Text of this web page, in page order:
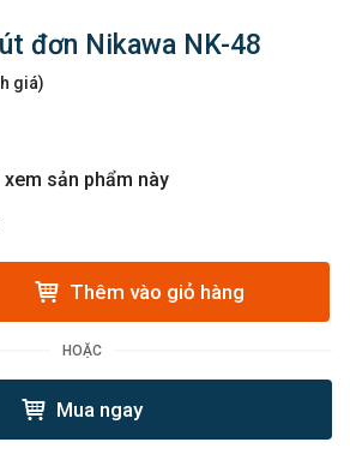
đơn Nikawa NK-48
giá)
sản phẩm này
Thêm vào giỏ hàng
HOẶC
Mua ngay